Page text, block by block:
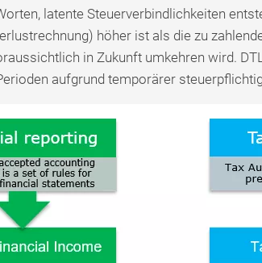
latente Steuerverbindlichkeiten
höher ist als die zu
in Zukunft umkehren wird.
aufgrund temporärer